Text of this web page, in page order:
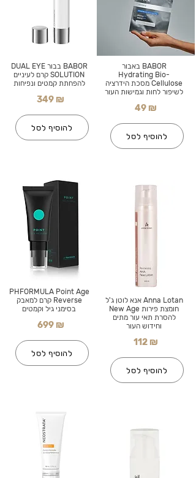
BABOR בבור DUAL EYE
SOLUTION קרם לעיניים
להפחתת קמטים ונפיחות
349 ₪
להוסיף לסל
PHFORMULA Point Age
Reverse קרם למאבק
בסימני גיל וקמטים
699 ₪
להוסיף לסל
BABOR באבור
Hydrating Bio-
Cellulose מסכת הידרציה
לשיפור לחות וגמישות העור
49 ₪
להוסיף לסל
Anna Lotan אנא לוטן ג'ל
חומצת פירות New Age
להסרת תאי עור מתים
וחידוש העור
112 ₪
להוסיף לסל